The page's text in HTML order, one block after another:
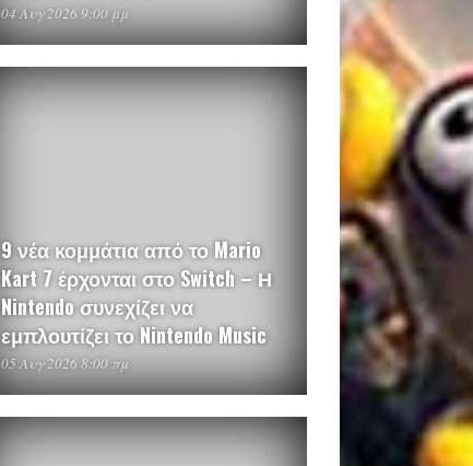
04 Αυγ 2026 9:00 μμ
9 νέα κομμάτια από το Mario
Kart 7 έρχονται στο Switch – Η
Nintendo συνεχίζει να
εμπλουτίζει το Nintendo Music
05 Αυγ 2026 8:00 πμ